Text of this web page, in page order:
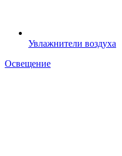
Увлажнители воздуха
Освещение